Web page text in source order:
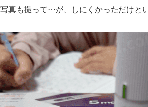
写真も撮って⋯が、しにくかっただけと